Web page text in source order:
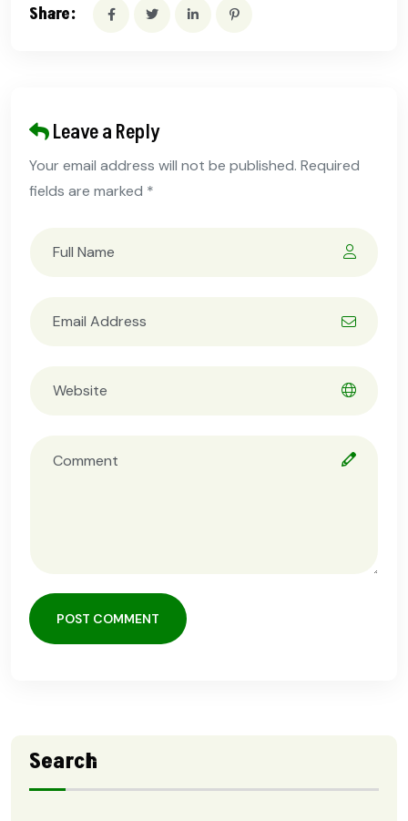
Share:
Leave a Reply
Your email address will not be published. Required
fields are marked *
POST COMMENT
Search